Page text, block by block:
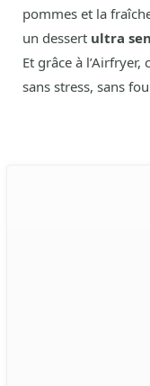
pommes et la
un dessert ultra
Et grâce à
sans stress, sans